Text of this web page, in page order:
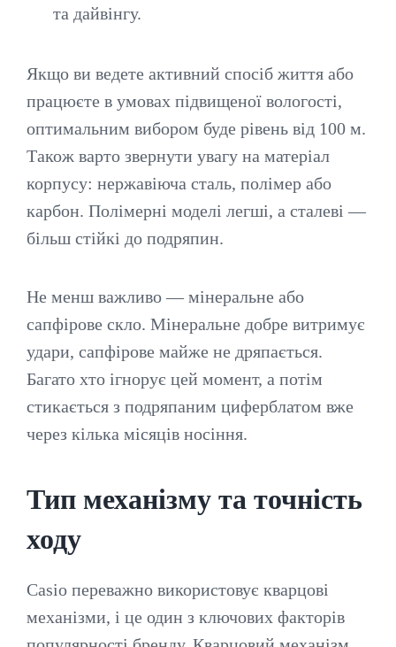
та дайвінгу.
Якщо ви ведете активний спосіб життя або
працюєте в умовах підвищеної вологості,
оптимальним вибором буде рівень від 100 м.
Також варто звернути увагу на матеріал
корпусу: нержавіюча сталь, полімер або
карбон. Полімерні моделі легші, а сталеві —
більш стійкі до подряпин.
Не менш важливо — мінеральне або
сапфірове скло. Мінеральне добре витримує
удари, сапфірове майже не дряпається.
Багато хто ігнорує цей момент, а потім
стикається з подряпаним циферблатом вже
через кілька місяців носіння.
Тип механізму та точність
ходу
Casio переважно використовує кварцові
механізми, і це один з ключових факторів